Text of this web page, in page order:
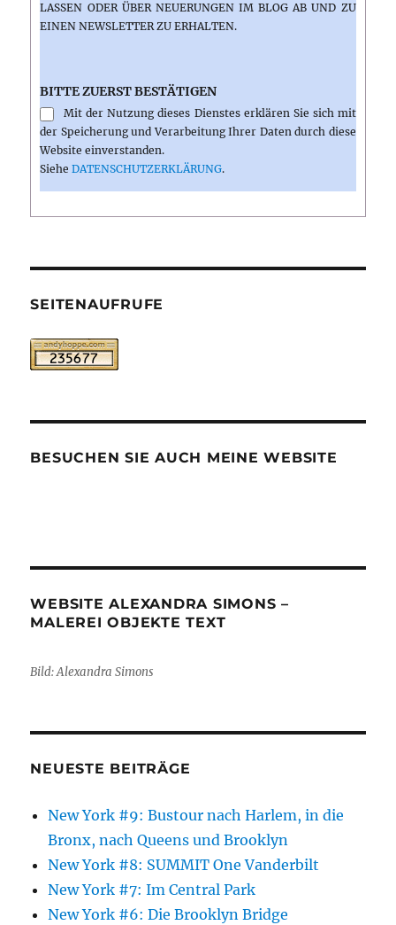
ASSEN ODER ÜBER NEUERUNGEN IM BLOG AB UND ZU E
INEN NEWSLETTER ZU ERHALTEN.
BITTE ZUERST BESTÄTIGEN
Mit der Nutzung dieses Dienstes erklären Sie sich mit
der Speicherung und Verarbeitung Ihrer Daten durch diese
Website einverstanden.
SieheDATENSCHUTZERKLÄRUNG.
SEITENAUFRUFE
BESUCHEN SIE AUCH MEINE WEBSITE
WEBSITE ALEXANDRA SIMONS –
MALEREI OBJEKTE TEXT
Bild: Alexandra Simons
NEUESTE BEITRÄGE
New York #9: Bustour nach Harlem, in die
Bronx, nach Queens und Brooklyn
New York #8: SUMMIT One Vanderbilt
New York #7: Im Central Park
New York #6: Die Brooklyn Bridge